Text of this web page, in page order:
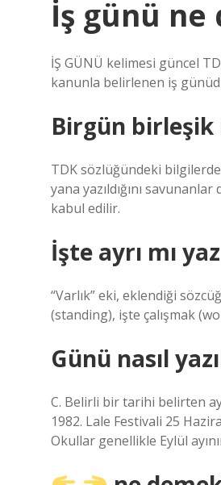
İş günü ne
İŞ GÜNÜ kelimesi güncel
kanunla belirlenen iş
Birgün birleşik
TDK sözlüğündeki bilgilerde
yana yazıldığını
kabul edilir.
İşte ayrı mı
“Varlık” eki, eklendiği
(standing), işte çalışmak
Günü nasıl
C. Belirli bir tarihi belirten ay
1982. Lale Festivali 25
Okullar genellikle Eylül